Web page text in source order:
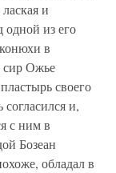
и
одной из его
в
сир Ожье
своего
и,
с ним в
Бозеан
обладал в